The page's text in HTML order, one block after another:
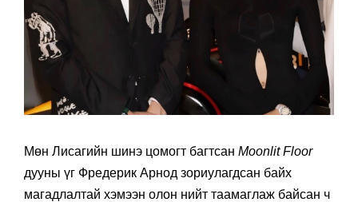
Мөн Лисагийн шинэ цомогт багтсан Moonlit Floor
дууны үг Фредерик Арнод зориулагдсан байх
магадлалтай хэмээн олон нийт таамаглаж байсан ч